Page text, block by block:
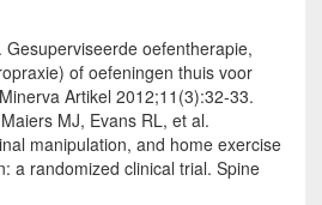
oefentherapie,
of oefeningen thuis voor
Artikel 2012;11(3):32-33.
MJ, Evans RL, et al.
manipulation, and home exercise
a randomized clinical trial. Spine